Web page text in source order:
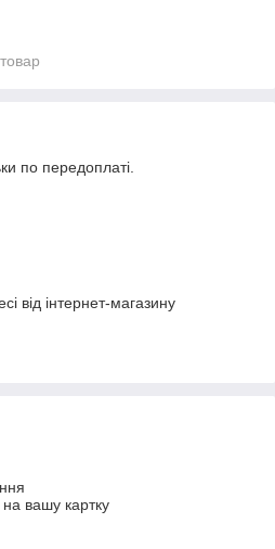
по передоплаті.
від інтернет-магазину
вашу картку